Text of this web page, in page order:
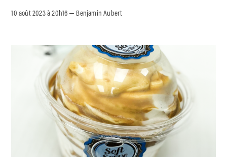
10 août 2023 à 20h16 – Benjamin Aubert